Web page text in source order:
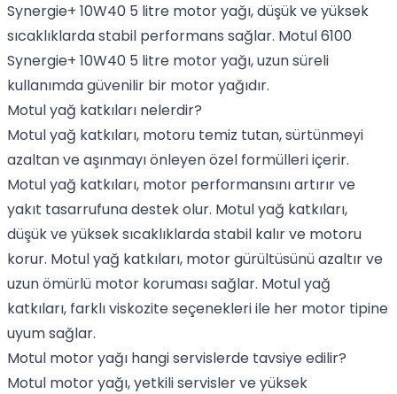
Synergie+ 10W40 5 litre motor yağı, düşük ve yüksek
sıcaklıklarda stabil performans sağlar. Motul 6100
Synergie+ 10W40 5 litre motor yağı, uzun süreli
kullanımda güvenilir bir motor yağıdır.
Motul yağ katkıları nelerdir?
Motul yağ katkıları, motoru temiz tutan, sürtünmeyi
azaltan ve aşınmayı önleyen özel formülleri içerir.
Motul yağ katkıları, motor performansını artırır ve
yakıt tasarrufuna destek olur. Motul yağ katkıları,
düşük ve yüksek sıcaklıklarda stabil kalır ve motoru
korur. Motul yağ katkıları, motor gürültüsünü azaltır ve
uzun ömürlü motor koruması sağlar. Motul yağ
katkıları, farklı viskozite seçenekleri ile her motor tipine
uyum sağlar.
Motul motor yağı hangi servislerde tavsiye edilir?
Motul motor yağı, yetkili servisler ve yüksek